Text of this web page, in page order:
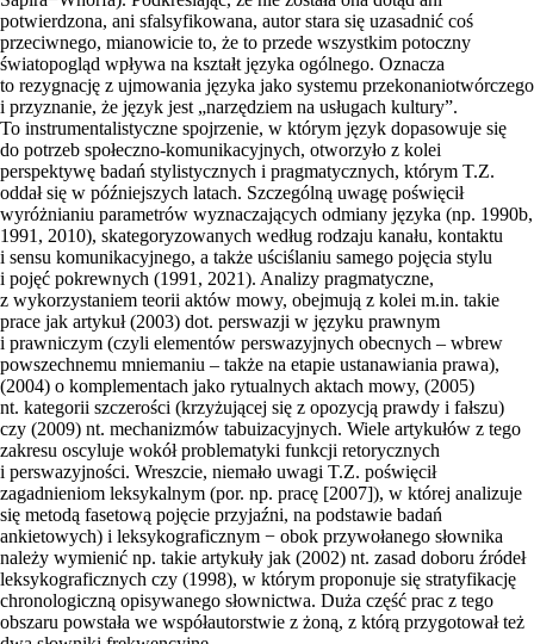
potwierdzona, ani sfalsyfikowana, autor stara się uzasadnić coś
przeciwnego, mianowicie to, że to przede wszystkim potoczny
światopogląd wpływa na kształt języka ogólnego. Oznacza
to rezygnację z ujmowania języka jako systemu przekonaniotwórczego
i przyznanie, że język jest „narzędziem na usługach kultury”.
To instrumentalistyczne spojrzenie, w którym język dopasowuje się
do potrzeb społeczno-komunikacyjnych, otworzyło z kolei
perspektywę badań stylistycznych i pragmatycznych, którym T.Z.
oddał się w późniejszych latach. Szczególną uwagę poświęcił
wyróżnianiu parametrów wyznaczających odmiany języka (np. 1990b,
1991, 2010), skategoryzowanych według rodzaju kanału, kontaktu
i sensu komunikacyjnego, a także uściślaniu samego pojęcia stylu
i pojęć pokrewnych (1991, 2021). Analizy pragmatyczne,
z wykorzystaniem teorii aktów mowy, obejmują z kolei m.in. takie
prace jak artykuł (2003) dot. perswazji w języku prawnym
i prawniczym (czyli elementów perswazyjnych obecnych – wbrew
powszechnemu mniemaniu – także na etapie ustanawiania prawa),
(2004) o komplementach jako rytualnych aktach mowy, (2005)
nt. kategorii szczerości (krzyżującej się z opozycją prawdy i fałszu)
czy (2009) nt. mechanizmów tabuizacyjnych. Wiele artykułów z tego
zakresu oscyluje wokół problematyki funkcji retorycznych
i perswazyjności. Wreszcie, niemało uwagi T.Z. poświęcił
zagadnieniom leksykalnym (por. np. pracę [2007]), w której analizuje
się metodą fasetową pojęcie przyjaźni, na podstawie badań
ankietowych) i leksykograficznym − obok przywołanego słownika
należy wymienić np. takie artykuły jak (2002) nt. zasad doboru źródeł
leksykograficznych czy (1998), w którym proponuje się stratyfikację
chronologiczną opisywanego słownictwa. Duża część prac z tego
obszaru powstała we współautorstwie z żoną, z którą przygotował też